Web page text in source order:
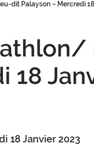
dit Palayson – Mercredi
18
18 Janvier 2023